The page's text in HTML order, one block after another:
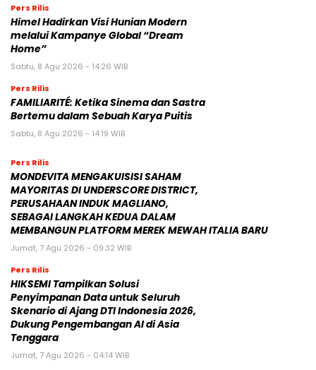
Pers Rilis
Himel Hadirkan Visi Hunian Modern
melalui Kampanye Global “Dream
Home”
Sabtu, 8 Agu 2026 - 14:26 WIB
Pers Rilis
FAMILIARITÉ: Ketika Sinema dan Sastra
Bertemu dalam Sebuah Karya Puitis
Sabtu, 8 Agu 2026 - 14:19 WIB
Pers Rilis
MONDEVITA MENGAKUISISI SAHAM
MAYORITAS DI UNDERSCORE DISTRICT,
PERUSAHAAN INDUK MAGLIANO,
SEBAGAI LANGKAH KEDUA DALAM
MEMBANGUN PLATFORM MEREK MEWAH ITALIA BARU
Jumat, 7 Agu 2026 - 09:32 WIB
Pers Rilis
HIKSEMI Tampilkan Solusi
Penyimpanan Data untuk Seluruh
Skenario di Ajang DTI Indonesia 2026,
Dukung Pengembangan AI di Asia
Tenggara
Jumat, 7 Agu 2026 - 04:14 WIB